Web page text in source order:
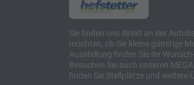
Sie finden uns direkt an der
möchten, ob Sie kleine günstige
Ausstellung finden Sie Ihr
Besuchen Sie auch unseren
finden Sie Stellplätze und weitere